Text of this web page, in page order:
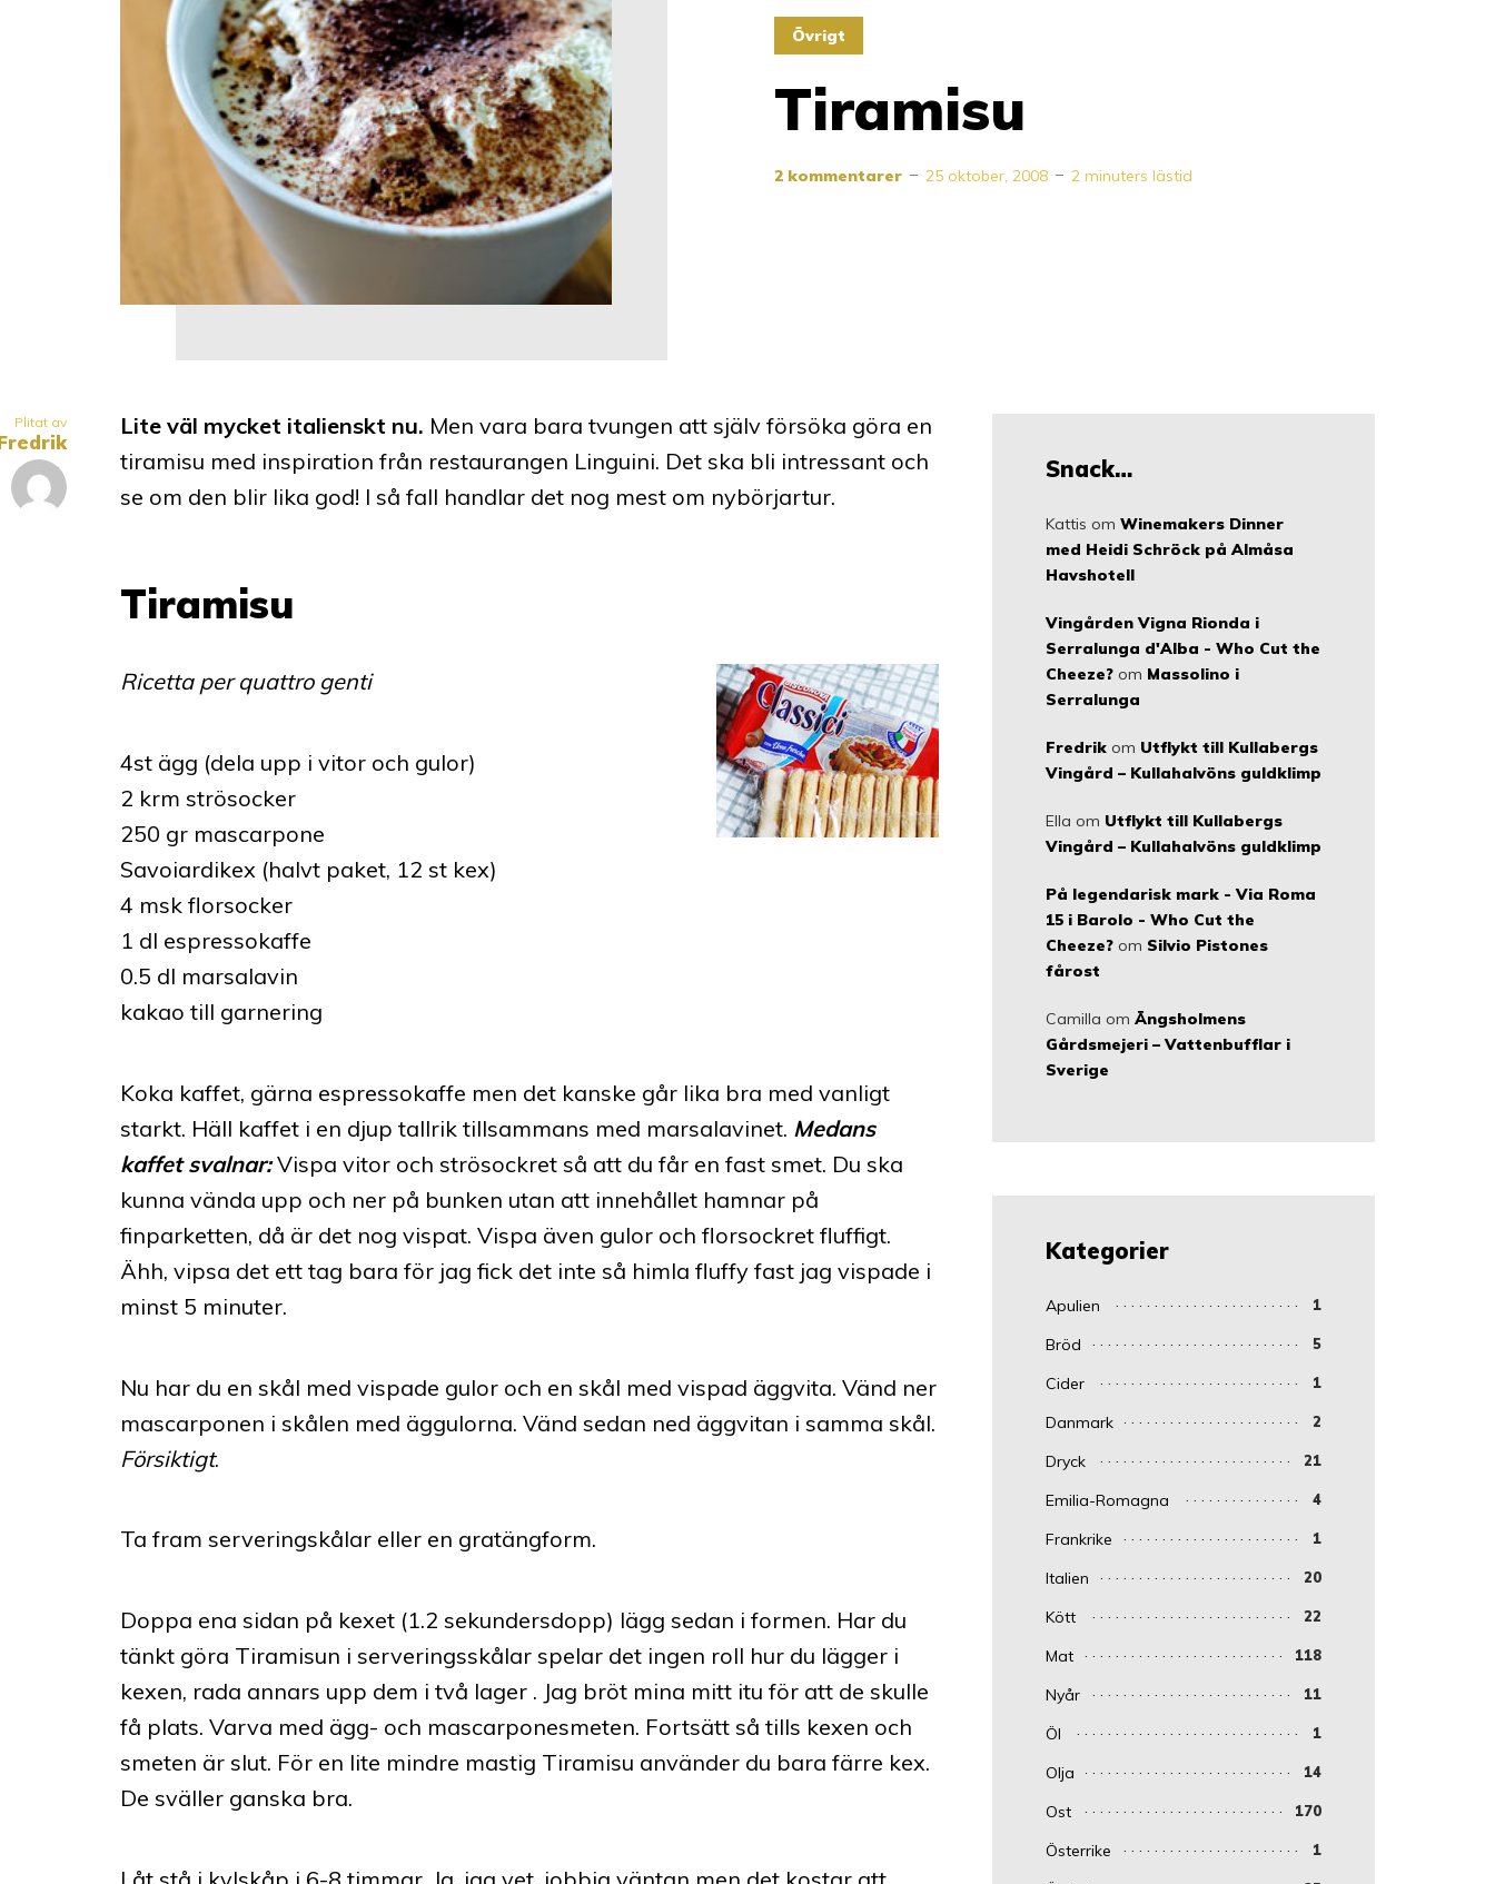
Övrigt
Tiramisu
2 kommentarer 25 oktober, 2008 2 minuters lästid
Plitat av Lite väl mycket italienskt nu. Men vara bara tvungen att själv försöka göra en
tiramisu med inspiration från restaurangen Linguini. Det ska bli intressant och
se om den blir lika god! I så fall handlar det nog mest om nybörjartur.
Tiramisu
Ricetta per quattro genti
4st ägg (dela upp i vitor och gulor)
2 krm strösocker
250 gr mascarpone
Savoiardikex (halvt paket, 12 st kex)
4 msk florsocker
1 dl espressokaffe
0.5 dl marsalavin
kakao till garnering
Koka kaffet, gärna espressokaffe men det kanske går lika bra med vanligt
starkt. Häll kaffet i en djup tallrik tillsammans med marsalavinet. Medans
kaffet svalnar:Vispa vitor och strösockret så att du får en fast smet. Du ska
kunna vända upp och ner på bunken utan att innehållet hamnar på
finparketten, då är det nog vispat. Vispa även gulor och florsockret fluffigt.
Ähh, vipsa det ett tag bara för jag fick det inte så himla fluffy fast jag vispade i
minst 5 minuter.
Nu har du en skål med vispade gulor och en skål med vispad äggvita. Vänd ner
mascarponen i skålen med äggulorna. Vänd sedan ned äggvitan i samma skål.
Försiktigt.
Ta fram serveringskålar eller en gratängform.
Doppa ena sidan på kexet (1.2 sekundersdopp) lägg sedan i formen. Har du
tänkt göra Tiramisun i serveringsskålar spelar det ingen roll hur du lägger i
kexen, rada annars upp dem i två lager . Jag bröt mina mitt itu för att de skulle
få plats. Varva med ägg- och mascarponesmeten. Fortsätt så tills kexen och
smeten är slut. För en lite mindre mastig Tiramisu använder du bara färre kex.
De sväller ganska bra.
Snack…
Kattis om Winemakers Dinner
med Heidi Schröck på Almåsa
Havshotell
Vingården Vigna Rionda i
Serralunga d'Alba - Who Cut the
Cheeze? om Massolino i
Serralunga
Fredrik om Utflykt till Kullabergs
Vingård – Kullahalvöns guldklimp
Ella om Utflykt till Kullabergs
Vingård – Kullahalvöns guldklimp
På legendarisk mark - Via Roma
15 i Barolo - Who Cut the
Cheeze? om Silvio Pistones
fårost
Camilla om Ängsholmens
Gårdsmejeri – Vattenbufflar i
Sverige
Kategorier
Apulien 1
Bröd 5
Cider 1
Danmark 2
Dryck 21
Emilia-Romagna 4
Frankrike 1
Italien 20
Kött 22
Mat 118
Nyår 11
Öl 1
Olja 14
Ost 170
Österrike 1